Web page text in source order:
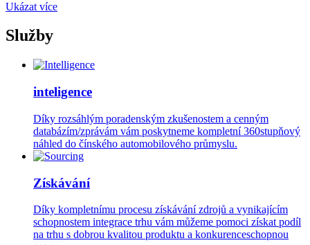
Ukázat více
Služby
inteligence
Díky rozsáhlým poradenským zkušenostem a cenným
databázím/zprávám vám poskytneme kompletní 360stupňový
náhled do čínského automobilového průmyslu.
Získávání
Díky kompletnímu procesu získávání zdrojů a vynikajícím
schopnostem integrace trhu vám můžeme pomoci získat podíl
na trhu s dobrou kvalitou produktu a konkurenceschopnou